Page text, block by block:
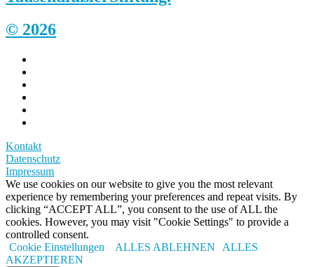
© 2026
Kontakt
Datenschutz
Impressum
We use cookies on our website to give you the most relevant
experience by remembering your preferences and repeat visits. By
clicking “ACCEPT ALL”, you consent to the use of ALL the
cookies. However, you may visit "Cookie Settings" to provide a
controlled consent.
Cookie Einstellungen
ALLES ABLEHNEN
ALLES
AKZEPTIEREN